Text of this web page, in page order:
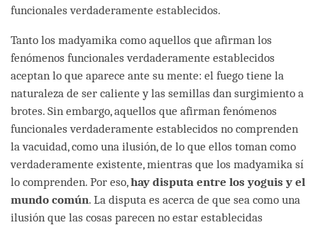
funcionales verdaderamente establecidos.
Tanto los madyamika como aquellos que afirman los
fenómenos funcionales verdaderamente establecidos
aceptan lo que aparece ante su mente: el fuego tiene la
naturaleza de ser caliente y las semillas dan surgimiento a
brotes. Sin embargo, aquellos que afirman fenómenos
funcionales verdaderamente establecidos no comprenden
la vacuidad, como una ilusión, de lo que ellos toman como
verdaderamente existente, mientras que los madyamika sí
lo comprenden. Por eso,hay disputa entre los yoguis y el
mundo común. La disputa es acerca de que sea como una
ilusión que las cosas parecen no estar establecidas